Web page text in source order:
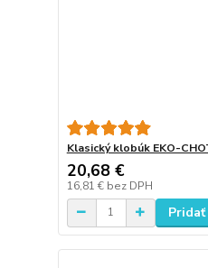
Klasický klobúk EKO-
20,68 €
16,81 € bez DPH